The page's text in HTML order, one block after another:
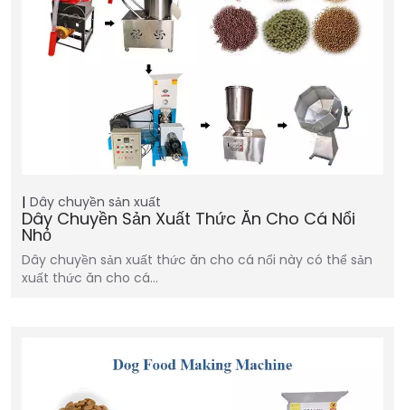
Dây chuyền sản xuất
Dây Chuyền Sản Xuất Thức Ăn Cho Cá Nổi
Nhỏ
Dây chuyền sản xuất thức ăn cho cá nổi này có thể sản
xuất thức ăn cho cá…